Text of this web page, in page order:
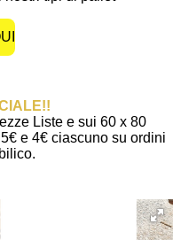
Liste e sui 60 x 80
e 4€ ciascuno su ordini